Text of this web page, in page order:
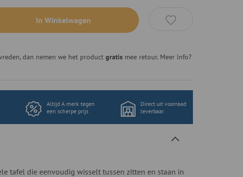
In Winkelwagen
dan nemen we het productgratis mee retour. Meer info?
Altijd A merk tegen
een scherpe prijs
Direct uit voorraad
leverbaar
tafel die eenvoudig wisselt tussen zitten en staan in